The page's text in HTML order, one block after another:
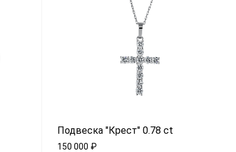
Подвеска "Крест" 0.78 ct
150 000 ₽